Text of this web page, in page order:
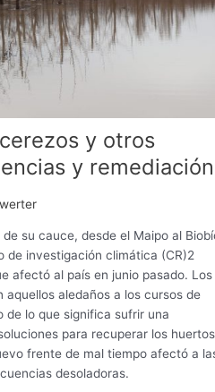
y otros
y remediación
su cauce, desde el Maipo al
de investigación climática (CR)2
afectó al país en junio pasado. Los
aledaños a los cursos de
de lo que significa sufrir una
para recuperar los
frente de mal tiempo afectó a
desoladoras.